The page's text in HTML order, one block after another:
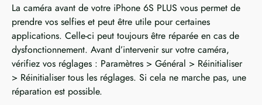
La caméra avant de votre iPhone 6S PLUS vous permet de
prendre vos selfies et peut être utile pour certaines
applications. Celle-ci peut toujours être réparée en cas de
dysfonctionnement. Avant d’intervenir sur votre caméra,
vérifiez vos réglages : Paramètres > Général > Réinitialiser
> Réinitialiser tous les réglages. Si cela ne marche pas, une
réparation est possible.